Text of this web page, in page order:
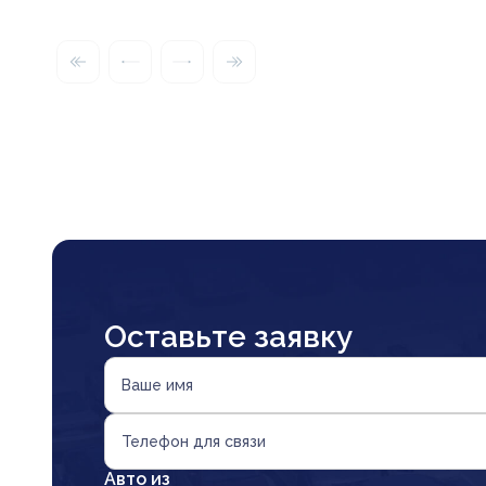
Оставьте заявку
Ваше имя
Телефон для связи
Авто из